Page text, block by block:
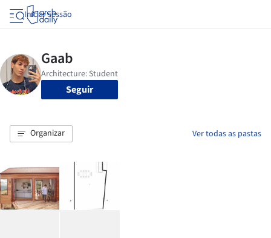
Iniciar sessão
Seguir
Organizar Ver todas as pastas